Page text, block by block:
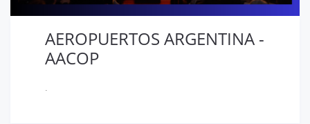
AEROPUERTOS ARGENTINA -
AACOP